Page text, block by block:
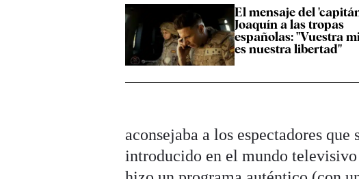
El mensaje del
Joaquín a las tropas
españolas: "Vuestra
es nuestra libertad"
aconsejaba a los espectadores
introducido en el mundo